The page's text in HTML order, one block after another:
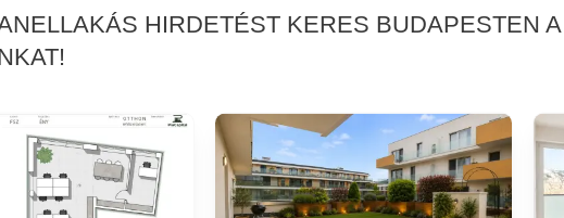
HIRDETÉST KERES BUDAPESTEN